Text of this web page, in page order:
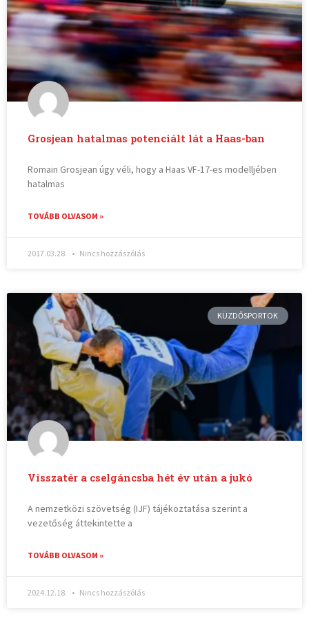
Grosjean hatalmas potenciált lát a Haas-ban
Romain Grosjean úgy véli, hogy a Haas VF-17-es modelljében
hatalmas
TOVÁBB OLVASOM »
2017.03.28. Nincs hozzászólás
KÜZDŐSPORTOK
Visszatér a cselgáncsba hét év után a jukó
A nemzetközi szövetség (IJF) tájékoztatása szerint a
vezetőség áttekintette a
TOVÁBB OLVASOM »
2024.12.18. Nincs hozzászólás